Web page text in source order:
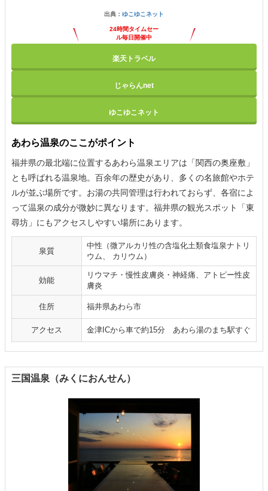
出典： ゆこゆこネット
24時間タイムセー
ル毎日開催中
楽天トラベル
じゃらんnet
ゆこゆこネット
あわら温泉のここがポイント
福井県の最北端に位置するあわら温泉エリアは「関西の奥座敷」
とも呼ばれる温泉地。百余年の歴史があり、多くの名旅館やホテ
ルが並ぶ場所です。お湯の共同管理は行われておらず、各宿によ
って温泉の成分が微妙に異なります。福井県の観光スポット「東
尋坊」にもアクセスしやすい場所にあります。
泉質
中性（微アルカリ性の含塩化土類食塩泉ナトリ
ウム、 カリウム）
効能
リウマチ・慢性皮膚炎・神経痛、アトピー性皮
膚炎
住所 福井県あわら市
アクセス 金津ICから車で約15分 あわら湯のまち駅すぐ
三国温泉（みくにおんせん）